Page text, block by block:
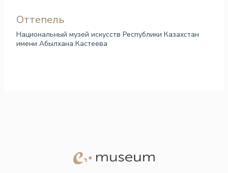
Оттепель
Национальный музей искусств Республики Казахстан
имени Абылхана Кастеева